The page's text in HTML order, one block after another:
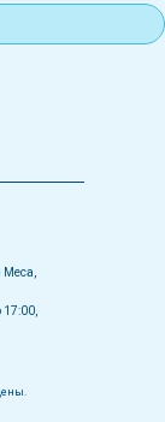
17:00,